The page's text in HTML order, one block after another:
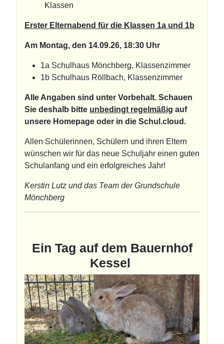
Klassen
Erster Elternabend für die Klassen 1a und 1b
Am Montag, den 14.09.26, 18:30 Uhr
1a Schulhaus Mönchberg, Klassenzimmer
1b Schulhaus Röllbach, Klassenzimmer
Alle Angaben sind unter Vorbehalt. Schauen
Sie deshalb bitte unbedingt regelmäßig auf
unsere Homepage oder in die Schul.cloud.
Allen Schülerinnen, Schülern und ihren Eltern
wünschen wir für das neue Schuljahr einen guten
Schulanfang und ein erfolgreiches Jahr!
Kerstin Lutz und das Team der Grundschule
Mönchberg
Ein Tag auf dem Bauernhof
Kessel